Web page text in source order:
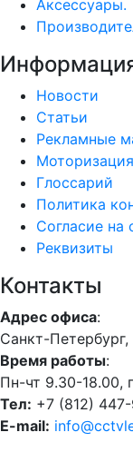
Аксессуары.
Новости
Статьи
Рекламные
Глоссарий
Политика
Согласие на
Реквизиты
Контакты
Адрес офиса:
Санкт-
Время работы:
Пн-чт 9.30-18.00,
Тел: +7 (812)
E-mail: